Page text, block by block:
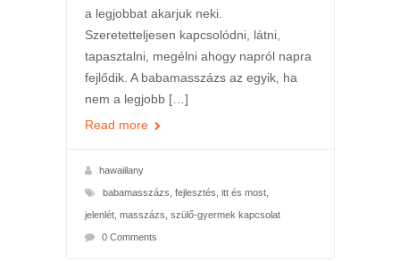
a legjobbat akarjuk neki.
Szeretetteljesen kapcsolódni, látni,
tapasztalni, megélni ahogy napról napra
fejlődik. A babamasszázs az egyik, ha
nem a legjobb […]
Read more
hawaiilany
babamasszázs fejlesztés itt és most,
jelenlét, masszázs szülő-gyermek kapcsolat
0 Comments